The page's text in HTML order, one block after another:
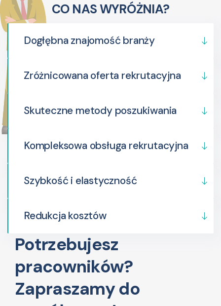
CO NAS WYRÓŻNIA?
Dogłębna znajomość branży
Zróżnicowana oferta rekrutacyjna
Skuteczne metody poszukiwania
Kompleksowa obsługa rekrutacyjna
Szybkość i elastyczność
Redukcja kosztów
Potrzebujesz
pracowników?
Zapraszamy do